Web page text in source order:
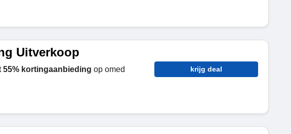
Uitverkoop
55% kortingaanbieding op omed
krijg deal